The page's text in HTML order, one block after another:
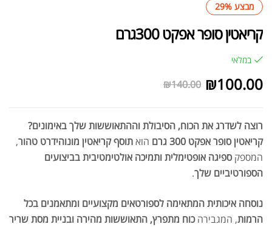
מבצע 29%
קריאטין סופר אפקט 300גרם
במלאי
₪140.00 ₪100.00
רוצה לשדרג את הכוח, הסיבולת וההתאוששות שלך באימונים?
קריאטין סופר אפקט 300 גרם
הואתוסף קריאטין מונוהידרט טהור,
המספקספיגה אופטימלית ותמיכה אולטימטיבית בביצועים
הספורטיביים שלך.
נוסחה איכותית המתאימה לספורטאים מקצועיים ומתאמנים בכל
הרמות, המגבירהכוח מתפרץ, התאוששות מהירה ובניית מסת שריר